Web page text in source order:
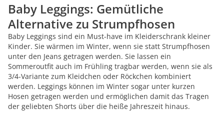
Baby Leggings: Gemütliche
Alternative zu Strumpfhosen
Baby Leggings sind ein Must-have im Kleiderschrank kleiner
Kinder. Sie wärmen im Winter, wenn sie statt Strumpfhosen
unter den Jeans getragen werden. Sie lassen ein
Sommeroutfit auch im Frühling tragbar werden, wenn sie als
3/4-Variante zum Kleidchen oder Röckchen kombiniert
werden. Leggings können im Winter sogar unter kurzen
Hosen getragen werden und ermöglichen damit das Tragen
der geliebten Shorts über die heiße Jahreszeit hinaus.